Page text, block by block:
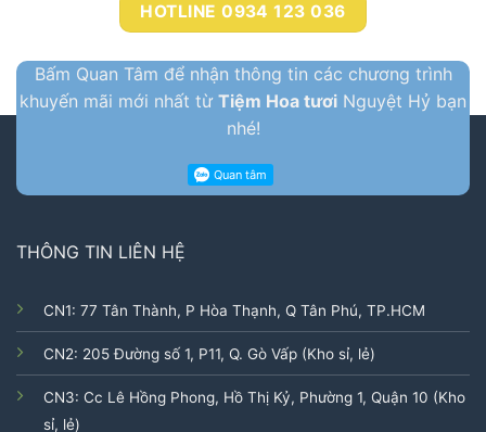
HOTLINE 0934 123 036
Bấm Quan Tâm để nhận thông tin các chương trình
khuyến mãi mới nhất từ Tiệm Hoa tươi Nguyệt Hỷ bạn
nhé!
THÔNG TIN LIÊN HỆ
CN1: 77 Tân Thành, P Hòa Thạnh, Q Tân Phú, TP.HCM
CN2: 205 Đường số 1, P11, Q. Gò Vấp (Kho sỉ, lẻ)
CN3: Cc Lê Hồng Phong, Hồ Thị Kỷ, Phường 1, Quận 10 (Kho
sỉ, lẻ)